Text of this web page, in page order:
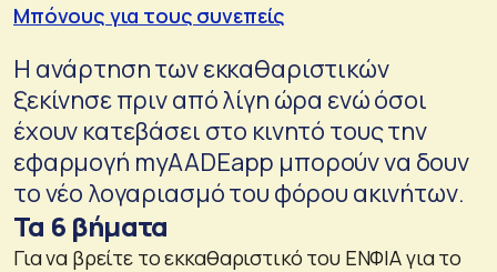
Mπόνους για τους συνεπείς
Η ανάρτηση των εκκαθαριστικών
ξεκίνησε πριν από λίγη ώρα ενώ όσοι
έχουν κατεβάσει στο κινητό τους την
εφαρμογή myAADEapp μπορούν να δουν
το νέο λογαριασμό του φόρου ακινήτων.
Τα 6 βήματα
Για να βρείτε το εκκαθαριστικό του ΕΝΦΙΑ για το